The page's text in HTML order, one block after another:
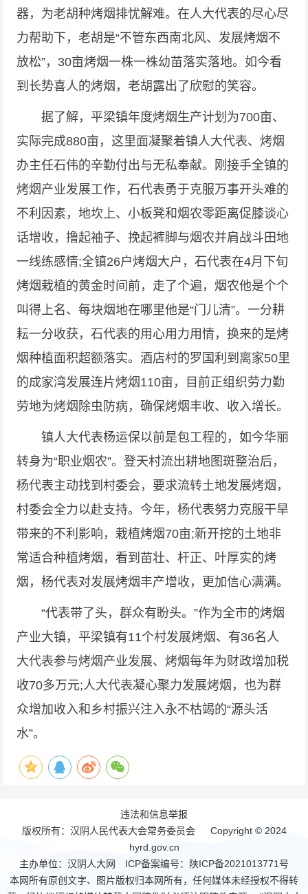
器，为老胡种烤烟排忧解难。在人大代表的尽心尽
力帮助下，老胡是“不管东西南北风、发展烤烟不
放松”，30亩烤烟一株一株幼苗落实落地。如今看
到长势喜人的烤烟，老胡露出了欣慰的笑容。
据了解，平梁镇年度烤烟生产计划为700亩、
实际完成880亩，这里面凝聚着镇人大代表、烤烟
办主任石伟的辛勤付出与无私奉献。刚接手全镇的
烤烟产业发展工作，石代表勇于克服万事开头难的
不利因素，地坎上、小板凳和烟农零距离促膝谈心
话增收，撸起袖子、挽起裤脚与烟农并肩战斗田地
一线练感情;全镇26户烤烟大户，石代表在4月下旬
烤烟栽植的黄金时间前，走了个遍，烟农他是个个
叫得上名、每块烟地在哪里他是“门儿清”。一分耕
耘一分收获，石代表的用心用力用情，换来的是烤
烟种植面积超额落实。酒店村的罗国利到离家50里
的成家湾发展连片烤烟110亩，目前正组织劳力勤
劳地为烤烟除虫防病，确保烤烟丰收、收入增长。
镇人大代表杨运保以前是包工程的，如今华丽
转身为“职业烟农”。登天村流出耕地图斑整治后，
杨代表主动找到村委会，要求流转土地发展烤烟，
村委会全力以赴支持。今年，杨代表努力克服干旱
带来的不利影响，栽植烤烟70亩;新开挖的土地非
常适合种植烤烟，看到苗壮、杆正、叶厚实的烤
烟，杨代表对发展烤烟丰产增收，更加信心满满。
“代表带了头，群众有盼头。”作为全市的烤烟
产业大镇，平梁镇有11个村发展烤烟、有36名人
大代表参与烤烟产业发展、烤烟每年为财政增加税
收70多万元;人大代表凝心聚力发展烤烟，也为群
众增加收入和乡村振兴注入永不枯竭的“源头活
水”。
违法和信息举报
版权所有：汉阴人民代表大会常务委员会 Copyright © 2024
hyrd.gov.cn
主办单位：汉阴人大网 ICP备案编号：
陕ICP备2021013771号
本网所有原创文字、图片版权归本网所有，任何媒体未经授权不得转